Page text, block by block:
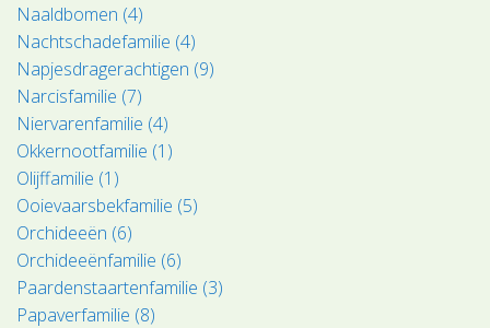
Naaldbomen (4)
Nachtschadefamilie (4)
Napjesdragerachtigen (9)
Narcisfamilie (7)
Niervarenfamilie (4)
Okkernootfamilie (1)
Olijffamilie (1)
Ooievaarsbekfamilie (5)
Orchideeën (6)
Orchideeënfamilie (6)
Paardenstaartenfamilie (3)
Papaverfamilie (8)